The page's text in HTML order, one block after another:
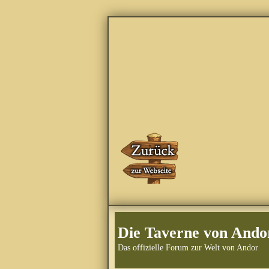
Die Taverne von
Das offizielle Forum zur Welt von Andor